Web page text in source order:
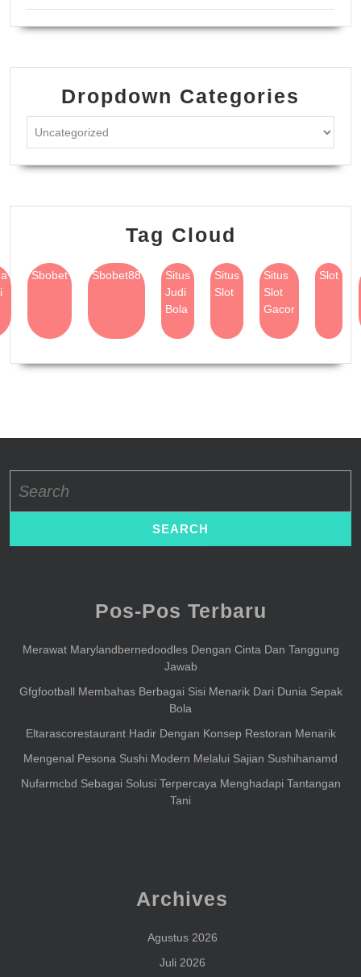
Dropdown Categories
Tag Cloud
Sbobet Sbobet88
Situs
Judi
Bola
Situs
Slot
Situs
Slot
Gacor
Slot
for:
Pos-Pos Terbaru
Merawat Marylandbernedoodles Dengan Cinta Dan Tanggung
Jawab
Gfgfootball Membahas Berbagai Sisi Menarik Dari Dunia Sepak
Bola
Eltarascorestaurant Hadir Dengan Konsep Restoran Menarik
Mengenal Pesona Sushi Modern Melalui Sajian Sushihanamd
Nufarmcbd Sebagai Solusi Terpercaya Menghadapi Tantangan
Tani
Archives
Agustus 2026
Juli 2026